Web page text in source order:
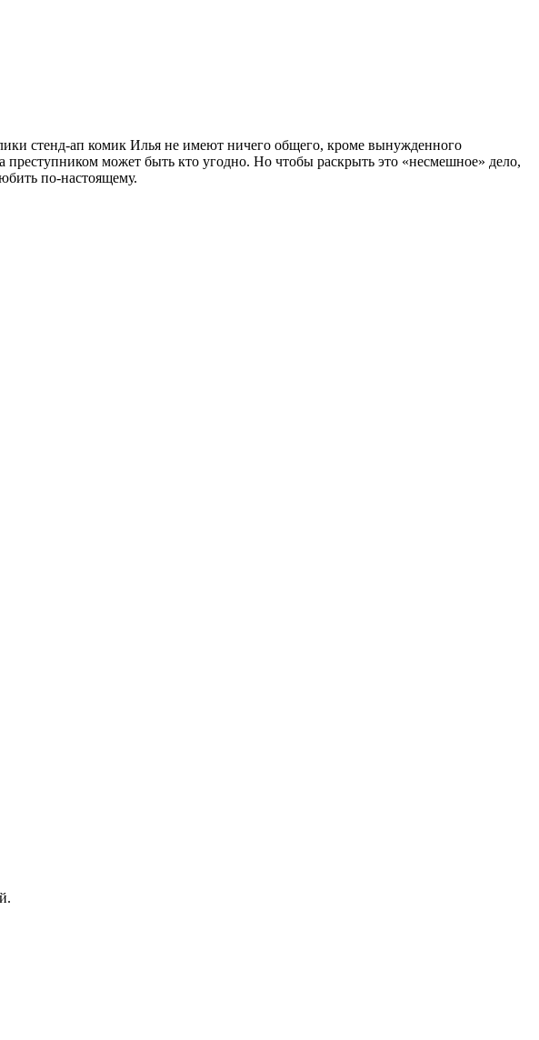
стенд-ап комик Илья не имеют ничего общего, кроме вынужденного
может быть кто угодно. Но чтобы раскрыть это «несмешное» дело,
по-настоящему.